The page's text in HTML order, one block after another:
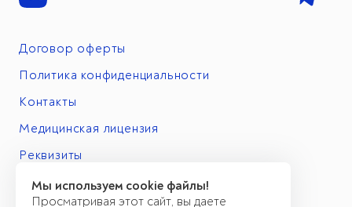
Договор оферты
Политика конфиденциальности
Контакты
Медицинская лицензия
Реквизиты
Мы используем cookie файлы!
Просматривая этот сайт, вы даете